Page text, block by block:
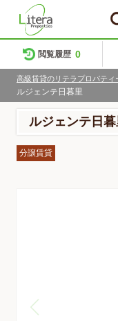
閲覧履歴 0
高級賃貸のリテラプロパティ
ルジェンテ日暮里
ルジェンテ日暮
分譲賃貸